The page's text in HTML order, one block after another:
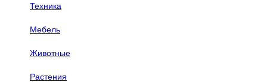
Техника
Мебель
Животные
Растения